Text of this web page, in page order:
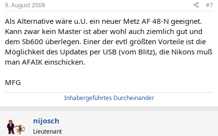
9. August 2008 #7
Als Alternative wäre u.U. ein neuer Metz AF 48-N geeignet.
Kann zwar kein Master ist aber wohl auch ziemlich gut und
dem Sb600 überlegen. Einer der evtl größten Vorteile ist die
Möglichkeit des Updates per USB (vom Blitz), die Nikons muß
man AFAIK einschicken.
MFG
Inhabergeführtes Durcheinander
nijosch
Lieutenant